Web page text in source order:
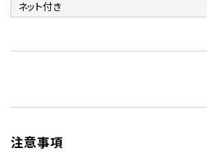
ネット付き
注意事項